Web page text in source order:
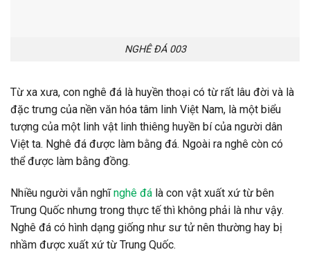
NGHÊ ĐÁ 003
Từ xa xưa, con nghê đá là huyền thoại có từ rất lâu đời và là
đặc trưng của nền văn hóa tâm linh Việt Nam, là một biểu
tượng của một linh vật linh thiêng huyền bí của người dân
Việt ta. Nghê đá được làm bằng đá. Ngoài ra nghê còn có
thể được làm bằng đồng.
Nhiều người vẫn nghĩnghê đá là con vật xuất xứ từ bên
Trung Quốc nhưng trong thực tế thì không phải là như vậy.
Nghê đá có hình dạng giống như sư tử nên thường hay bị
nhầm được xuất xứ từ Trung Quốc.